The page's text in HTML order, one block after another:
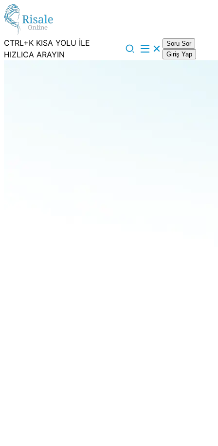
CTRL+K KISA YOLU İLE
HIZLICA ARAYIN
Soru Sor
Giriş Yap